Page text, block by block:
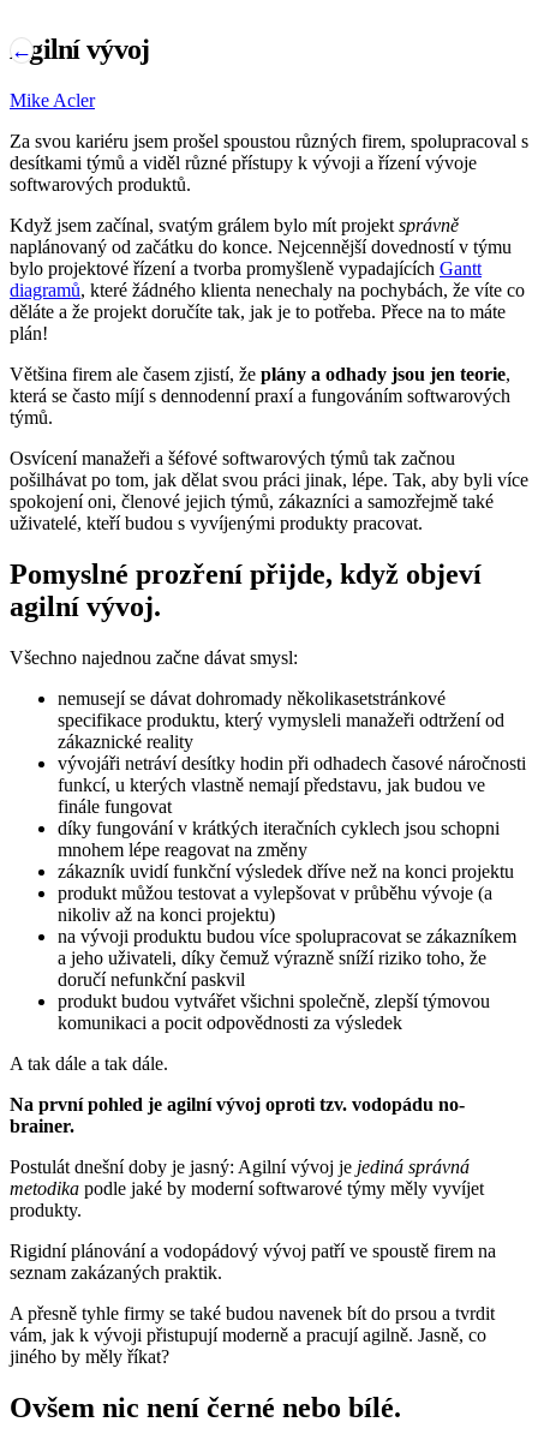
←
Agilní vývoj
Mike Acler
Za svou kariéru jsem prošel spoustou různých firem, spolupracoval s
desítkami týmů a viděl různé přístupy k vývoji a řízení vývoje
softwarových produktů.
Když jsem začínal, svatým grálem bylo mít projekt správně
naplánovaný od začátku do konce. Nejcennější dovedností v týmu
bylo projektové řízení a tvorba promyšleně vypadajících Gantt
diagramů, které žádného klienta nenechaly na pochybách, že víte co
děláte a že projekt doručíte tak, jak je to potřeba. Přece na to máte
plán!
Většina firem ale časem zjistí, že plány a odhady jsou jen teorie,
která se často míjí s dennodenní praxí a fungováním softwarových
týmů.
Osvícení manažeři a šéfové softwarových týmů tak začnou
pošilhávat po tom, jak dělat svou práci jinak, lépe. Tak, aby byli více
spokojení oni, členové jejich týmů, zákazníci a samozřejmě také
uživatelé, kteří budou s vyvíjenými produkty pracovat.
Pomyslné prozření přijde, když objeví
agilní vývoj.
Všechno najednou začne dávat smysl:
nemusejí se dávat dohromady několikasetstránkové
specifikace produktu, který vymysleli manažeři odtržení od
zákaznické reality
vývojáři netráví desítky hodin při odhadech časové náročnosti
funkcí, u kterých vlastně nemají představu, jak budou ve
finále fungovat
díky fungování v krátkých iteračních cyklech jsou schopni
mnohem lépe reagovat na změny
zákazník uvidí funkční výsledek dříve než na konci projektu
produkt můžou testovat a vylepšovat v průběhu vývoje (a
nikoliv až na konci projektu)
na vývoji produktu budou více spolupracovat se zákazníkem
a jeho uživateli, díky čemuž výrazně sníží riziko toho, že
doručí nefunkční paskvil
produkt budou vytvářet všichni společně, zlepší týmovou
komunikaci a pocit odpovědnosti za výsledek
A tak dále a tak dále.
Na první pohled je agilní vývoj oproti tzv. vodopádu no-
brainer.
Postulát dnešní doby je jasný: Agilní vývoj je jediná správná
metodika podle jaké by moderní softwarové týmy měly vyvíjet
produkty.
Rigidní plánování a vodopádový vývoj patří ve spoustě firem na
seznam zakázaných praktik.
A přesně tyhle firmy se také budou navenek bít do prsou a tvrdit
vám, jak k vývoji přistupují moderně a pracují agilně. Jasně, co
jiného by měly říkat?
Ovšem nic není černé nebo bílé.